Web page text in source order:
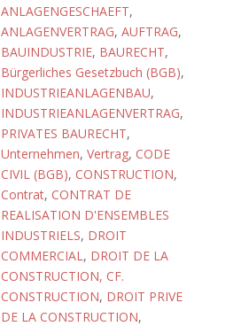
ANLAGENGESCHAEFT,
ANLAGENVERTRAG, AUFTRAG,
BAUINDUSTRIE, BAURECHT,
Bürgerliches Gesetzbuch (BGB),
INDUSTRIEANLAGENBAU,
INDUSTRIEANLAGENVERTRAG,
PRIVATES BAURECHT,
Unternehmen, Vertrag, CODE
CIVIL (BGB), CONSTRUCTION,
Contrat, CONTRAT DE
REALISATION D'ENSEMBLES
INDUSTRIELS, DROIT
COMMERCIAL, DROIT DE LA
CONSTRUCTION, CF.
CONSTRUCTION, DROIT PRIVE
DE LA CONSTRUCTION,